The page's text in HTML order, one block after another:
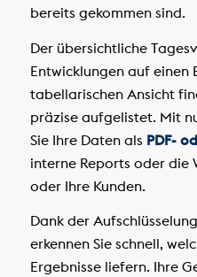
bereits gekommen sind.
Der übersichtliche
Entwicklungen auf einen
tabellarischen Ansicht
präzise aufgelistet. Mit
Sie Ihre Daten als PDF-
interne Reports oder die
oder Ihre Kunden.
Dank der
erkennen Sie schnell,
Ergebnisse liefern. Ihre